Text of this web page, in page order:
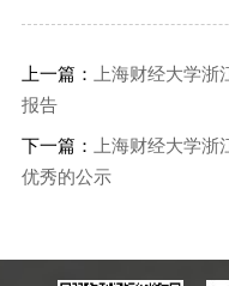
上一篇：
上海财经大学
报告
下一篇：
上海财经大学
优秀的公示